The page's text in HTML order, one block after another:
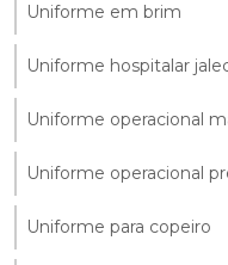
Uniforme em brim
Uniforme hospitalar
Uniforme operacional
Uniforme operacional
Uniforme para copeiro